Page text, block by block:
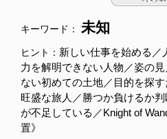
キーワード： 未知
ヒント： 新しい仕事を始める／
力を解明できない人物／姿の
ない初めての土地／目的を探
旺盛な旅人／勝つか負けるか
が不足している／Knight of
置》